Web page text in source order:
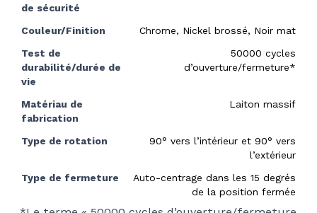
de sécurité
Couleur/Finition
Chrome, Nickel brossé, Noir mat
Test de
durabilité/durée de
vie
50000 cycles
d’ouverture/fermeture*
Matériau de
fabrication
Laiton massif
Type de rotation 90° vers l’intérieur et 90° vers
l’extérieur
Type de fermeture
Auto-centrage dans les 15 degrés
de la position fermée